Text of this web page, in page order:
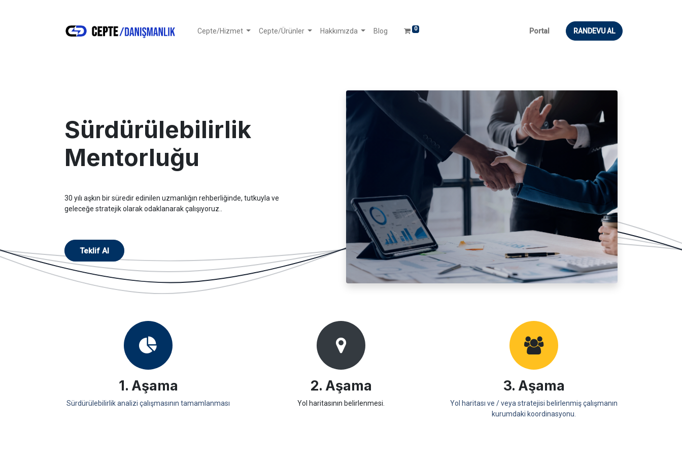
Cepte/Hizmet Cepte/Ürünler Hakkımızda Blog 0 Portal RANDEVU AL
Sürdürülebilirlik
Mentorluğu
30 yılı aşkın bir süredir edinilen uzmanlığın rehberliğinde, tutkuyla ve
geleceğe stratejik olarak odaklanarak çalışıyoruz..
Teklif Al
1. Aşama
Sürdürülebilirlik analizi çalışmasının tamamlanması
2. Aşama
Yol haritasının belirlenmesi.
3. Aşama
Yol haritası ve / veya stratejisi belirlenmiş çalışmanın
kurumdaki koordinasyonu.